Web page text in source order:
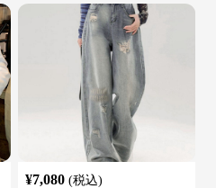
¥7,080 (税込)